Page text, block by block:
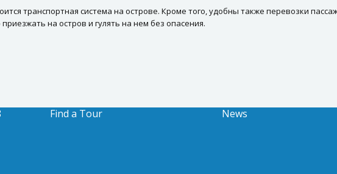
транспортная система на острове. Кроме того, удобны также перевозки
на остров и гулять на нем без опасения.
Find a Tour News